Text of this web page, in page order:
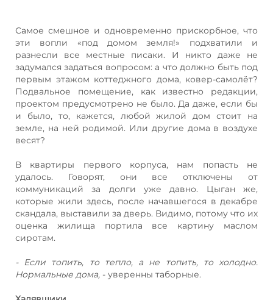
Самое смешное и одновременно прискорбное, что
эти вопли «под домом земля!» подхватили и
разнесли все местные писаки. И никто даже не
задумался задаться вопросом: а что должно быть под
первым этажом коттеджного дома, ковер-самолёт?
Подвальное помещение, как известно редакции,
проектом предусмотрено не было. Да даже, если бы
и было, то, кажется, любой жилой дом стоит на
земле, на ней родимой. Или другие дома в воздухе
весят?
В квартиры первого корпуса, нам попасть не
удалось. Говорят, они все отключены от
коммуникаций за долги уже давно. Цыган же,
которые жили здесь, после начавшегося в декабре
скандала, выставили за дверь. Видимо, потому что их
оценка жилища портила все картину маслом
сиротам.
- Если топить, то тепло, а не топить, то холодно.
Нормальные дома, - уверенны таборные.